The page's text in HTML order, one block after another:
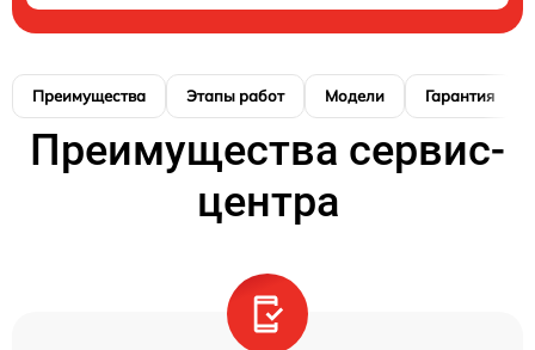
Преимущества Этапы работ Модели Гарантия
Преимущества сервис-
центра